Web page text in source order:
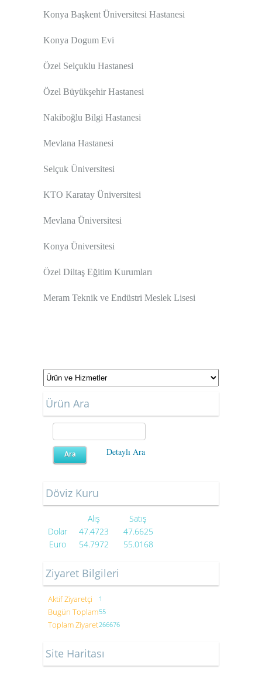
Konya Başkent Üniversitesi Hastanesi
Konya Dogum Evi
Özel Selçuklu Hastanesi
Özel Büyükşehir Hastanesi
Nakiboğlu Bilgi Hastanesi
Mevlana Hastanesi
Selçuk Üniversitesi
KTO Karatay Üniversitesi
Mevlana Üniversitesi
Konya Üniversitesi
Özel Diltaş Eğitim Kurumları
Meram Teknik ve Endüstri Meslek Lisesi
Ürün Ara
Detaylı Ara
Döviz Kuru
Alış
Satış
Dolar
47.4723
47.6625
Euro
54.7972 55.0168
Ziyaret Bilgileri
Aktif Ziyaretçi 1
Bugün Toplam55
Toplam Ziyaret266676
Site Haritası